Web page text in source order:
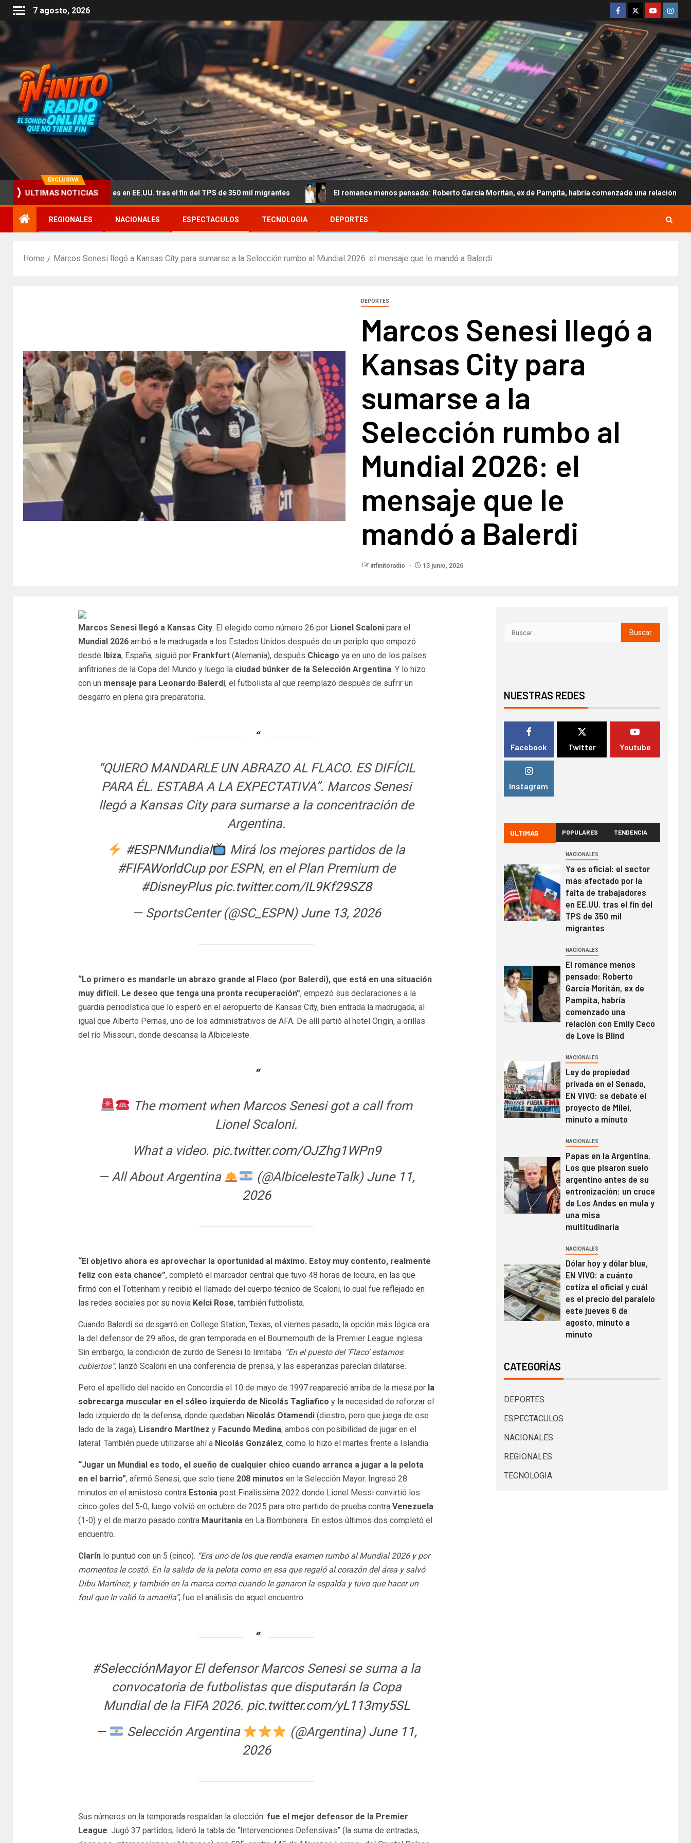
7 agosto, 2026
EXCLUSIVA
ULTIMAS NOTICIAS
de trabajadores en EE.UU. tras el fin del TPS de 350 mil migrantes El romance menos pensado: Roberto García Moritán, ex de Pampita, habría comenzado una relación con Emily Ceco
REGIONALES NACIONALES ESPECTACULOS TECNOLOGIA DEPORTES
Home Marcos Senesi llegó a Kansas City para sumarse a la Selección rumbo al Mundial 2026: el mensaje que le mandó a Balerdi
DEPORTES
Marcos Senesi llegó a
Kansas City para
sumarse a la
Selección rumbo al
Mundial 2026: el
mensaje que le
mandó a Balerdi
infinitoradio 13 junio, 2026
Marcos Senesi llegó a Kansas City. El elegido como número 26 por Lionel Scalonipara el
Mundial 2026arribó a la madrugada a los Estados Unidos después de un periplo que empezó
desde Ibiza, España, siguió por Frankfurt (Alemania), después Chicago ya en uno de los países
anfitriones de la Copa del Mundo y luego la ciudad búnker de la Selección Argentina. Y lo hizo
con un mensaje para Leonardo Balerdi, el futbolista al que reemplazó después de sufrir un
desgarro en plena gira preparatoria.
“QUIERO MANDARLE UN ABRAZO AL FLACO. ES DIFÍCIL
PARA ÉL. ESTABA A LA EXPECTATIVA”. Marcos Senesi
llegó a Kansas City para sumarse a la concentración de
Argentina.
#ESPNMundial
Mirá los mejores partidos de la
#FIFAWorldCuppor ESPN, en el Plan Premium de
#DisneyPlus pic.twitter.com/IL9Kf29SZ8
— SportsCenter (@SC_ESPN) June 13, 2026
“Lo primero es mandarle un abrazo grande al Flaco (por Balerdi), que está en una situación
muy difícil. Le deseo que tenga una pronta recuperación”, empezó sus declaraciones a la
guardia periodística que lo esperó en el aeropuerto de Kansas City, bien entrada la madrugada, al
igual que Alberto Pernas, uno de los administrativos de AFA. De allí partió al hotel Origin, a orillas
del río Missouri, donde descansa la Albiceleste.
The moment when Marcos Senesi got a call from
Lionel Scaloni.
What a video. pic.twitter.com/OJZhg1WPn9
— All About Argentina
(@AlbicelesteTalk) June 11,
2026
“El objetivo ahora es aprovechar la oportunidad al máximo. Estoy muy contento, realmente
feliz con esta chance”, completó el marcador central que tuvo 48 horas de locura, en las que
firmó con el Tottenham y recibió el llamado del cuerpo técnico de Scaloni, lo cual fue reflejado en
las redes sociales por su novia Kelci Rose, también futbolista.
Cuando Balerdi se desgarró en College Station, Texas, el viernes pasado, la opción más lógica era
la del defensor de 29 años, de gran temporada en el Bournemouth de la Premier League inglesa.
Sin embargo, la condición de zurdo de Senesi lo limitaba. “En el puesto del ‘Flaco’ estamos
cubiertos”, lanzó Scaloni en una conferencia de prensa, y las esperanzas parecían dilatarse.
Pero el apellido del nacido en Concordia el 10 de mayo de 1997 reapareció arriba de la mesa por la
sobrecarga muscular en el sóleo izquierdo de Nicolás Tagliafico y la necesidad de reforzar el
lado izquierdo de la defensa, donde quedaban Nicolás Otamendi (diestro, pero que juega de ese
lado de la zaga), Lisandro Martínez y Facundo Medina, ambos con posibilidad de jugar en el
lateral. También puede utilizarse ahí a Nicolás González, como lo hizo el martes frente a Islandia.
“Jugar un Mundial es todo, el sueño de cualquier chico cuando arranca a jugar a la pelota
en el barrio”, afirmó Senesi, que solo tiene 208 minutos en la Selección Mayor. Ingresó 28
minutos en el amistoso contra Estonia post Finalissima 2022 donde Lionel Messi convirtió los
cinco goles del 5-0, luego volvió en octubre de 2025 para otro partido de prueba contra Venezuela
(1-0) y el de marzo pasado contra Mauritania en La Bombonera. En estos últimos dos completó el
encuentro.
Clarínlo puntuó con un 5 (cinco). “Era uno de los que rendía examen rumbo al Mundial 2026 y por
momentos le costó. En la salida de la pelota como en esa que regaló al corazón del área y salvó
Dibu Martínez, y también en la marca como cuando le ganaron la espalda y tuvo que hacer un
foul que le valió la amarilla”, fue el análisis de aquel encuentro.
#SelecciónMayorEl defensor Marcos Senesi se suma a la
convocatoria de futbolistas que disputarán la Copa
Mundial de la FIFA 2026. pic.twitter.com/yL113my5SL
—
Selección Argentina (@Argentina) June 11,
2026
Sus números en la temporada respaldan la elección: fue el mejor defensor de la Premier
League. Jugó 37 partidos, lideró la tabla de “Intervenciones Defensivas” (la suma de entradas,
NUESTRAS REDES
Facebook Twitter Youtube
Instagram
ULTIMAS POPULARES TENDENCIA
NACIONALES
Ya es oficial: el sector
más afectado por la
falta de trabajadores
en EE.UU. tras el fin del
TPS de 350 mil
migrantes
NACIONALES
El romance menos
pensado: Roberto
García Moritán, ex de
Pampita, habría
comenzado una
relación con Emily Ceco
de Love Is Blind
NACIONALES
Ley de propiedad
privada en el Senado,
EN VIVO: se debate el
proyecto de Milei,
minuto a minuto
NACIONALES
Papas en la Argentina.
Los que pisaron suelo
argentino antes de su
entronización: un cruce
de Los Andes en mula y
una misa
multitudinaria
NACIONALES
Dólar hoy y dólar blue,
EN VIVO: a cuánto
cotiza el oficial y cuál
es el precio del paralelo
este jueves 6 de
agosto, minuto a
minuto
CATEGORÍAS
DEPORTES
ESPECTACULOS
NACIONALES
REGIONALES
TECNOLOGIA